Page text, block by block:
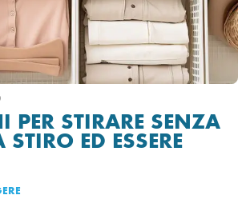
PER STIRARE SENZA
STIRO ED ESSERE